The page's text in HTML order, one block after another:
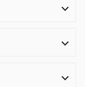


